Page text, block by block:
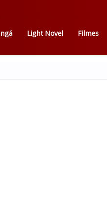
Light Novel Filmes